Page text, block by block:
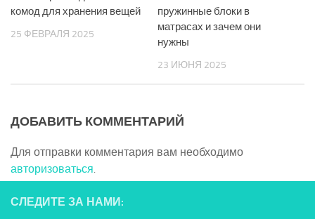
комод для хранения вещей
25 ФЕВРАЛЯ 2025
пружинные блоки в
матрасах и зачем они
нужны
23 ИЮНЯ 2025
ДОБАВИТЬ КОММЕНТАРИЙ
Для отправки комментария вам необходимо
авторизоваться.
СЛЕДИТЕ ЗА НАМИ: